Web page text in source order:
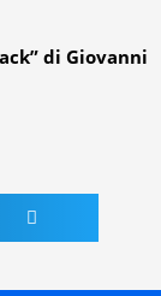
di Giovanni